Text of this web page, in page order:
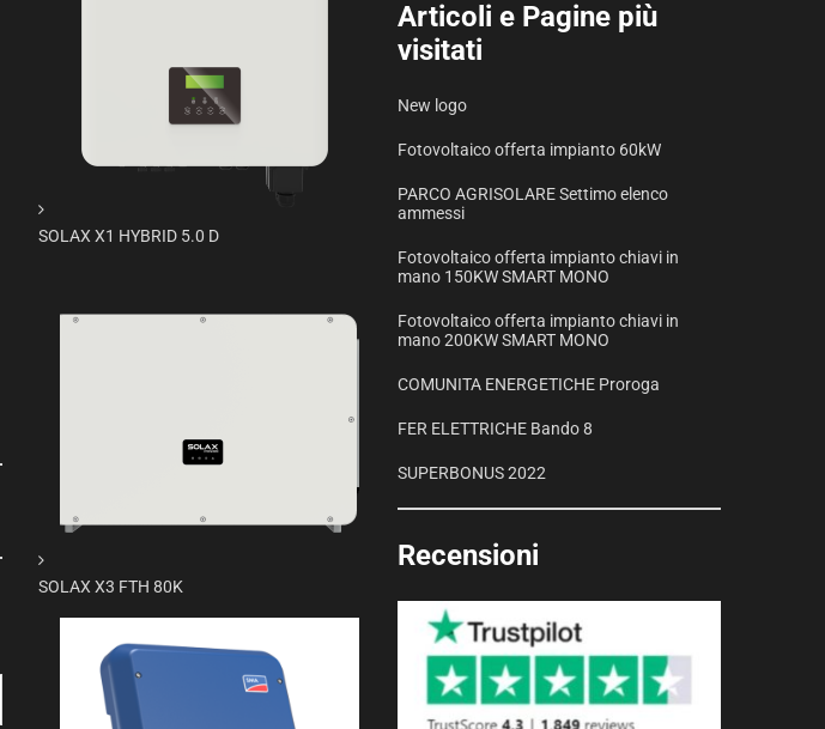
SOLAX X1 HYBRID 5.0 D
SOLAX X3 FTH 80K
Articoli e Pagine più
visitati
New logo
Fotovoltaico offerta impianto 60kW
PARCO AGRISOLARE Settimo elenco
ammessi
Fotovoltaico offerta impianto chiavi in
mano 150KW SMART MONO
Fotovoltaico offerta impianto chiavi in
mano 200KW SMART MONO
COMUNITA ENERGETICHE Proroga
FER ELETTRICHE Bando 8
SUPERBONUS 2022
Recensioni